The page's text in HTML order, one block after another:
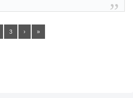
3 › »